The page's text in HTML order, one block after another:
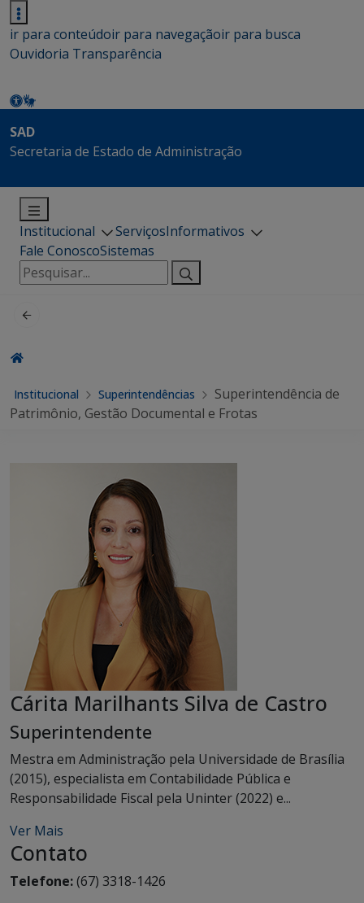
ir para conteúdoir para navegaçãoir para busca
Ouvidoria Transparência
SAD
Secretaria de Estado de Administração
Institucional ServiçosInformativos
Fale ConoscoSistemas
Pesquisar
por:
Institucional Superintendências
Superintendência de
Patrimônio, Gestão Documental e Frotas
Cárita Marilhants Silva de Castro
Superintendente
Mestra em Administração pela Universidade de Brasília
(2015), especialista em Contabilidade Pública e
Responsabilidade Fiscal pela Uninter (2022) e...
Ver Mais
Contato
Telefone:(67) 3318-1426